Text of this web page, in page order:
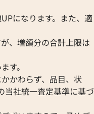
になります。また、適
、増額分の合計上限は
す。
かわらず、品目、状
当社統一査定基準に基づ